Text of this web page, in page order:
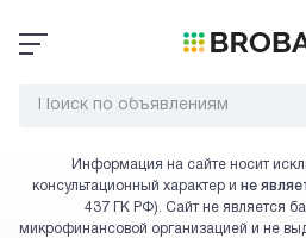
Информация на сайте носит
консультационный характер и не
437 ГК РФ). Сайт не является
микрофинансовой организацией и не